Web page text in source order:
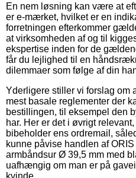
En nem løsning kan være at
er e-mærket, hvilket er en
forretningen efterkommer
at virksomheden af og til
ekspertise inden for de
får du lejlighed til en
dilemmaer som følge af din
Yderligere stiller vi forslag om
mest basale reglementer der
bestillingen, til eksempel den
har. Her er det i øvrigt
bibeholder ens ordremail,
kunne påvise handlen af
armbåndsur Ø 39,5 mm med
uafhængig om man er på
kvinde.